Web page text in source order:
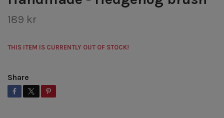
189 kr
THIS ITEM IS CURRENTLY OUT OF STOCK!
Share